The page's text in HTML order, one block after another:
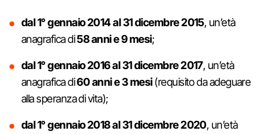
dal 1° gennaio 2014 al 31 dicembre 2015, un’età
anagrafica di58 anni e 9 mesi;
dal 1° gennaio 2016 al 31 dicembre 2017, un’età
anagrafica di60 anni e 3 mesi(requisito da adeguare
alla speranza di vita);
dal 1° gennaio 2018 al 31 dicembre 2020, un’età